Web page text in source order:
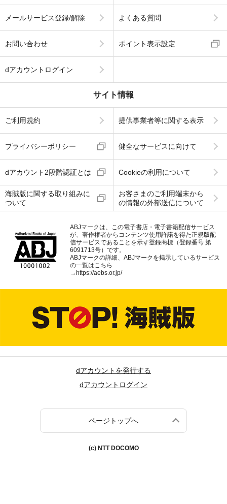
メールサービス登録/解除 よくある質問
お問い合わせ ポイント表示設定
dアカウントログイン
サイト情報
ご利用規約 提供事業者等に関する表示
プライバシーポリシー 健全なサービスに向けて
dアカウント2段階認証とは Cookieの利用について
海賊版に関する取り組みに
ついて
お客さまのご利用端末から
の情報の外部送信について
ABJマークは、この電子書店・電子書籍配信サービス
が、著作権者からコンテンツ使用許諾を得た正規版配
信サービスであることを示す登録商標（登録番号 第
6091713号）です。
ABJマークの詳細、ABJマークを掲示しているサービス
の一覧はこちら
→https://aebs.or.jp/
dアカウントを発行する
dアカウントログイン
ページトップへ
(c) NTT DOCOMO